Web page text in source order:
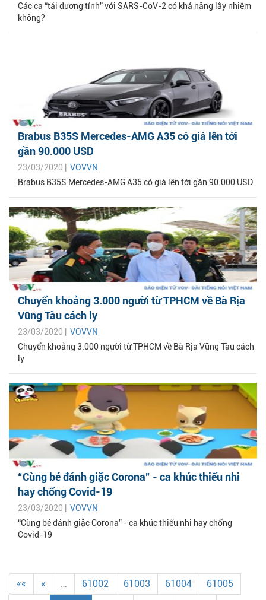
Các ca “tái dương tính” với SARS-CoV-2 có khả năng lây nhiễm
không?
Brabus B35S Mercedes-AMG A35 có giá lên tới
gần 90.000 USD
23/03/2020 | VOVVN
Brabus B35S Mercedes-AMG A35 có giá lên tới gần 90.000 USD
Chuyển khoảng 3.000 người từ TPHCM về Bà Rịa
Vũng Tàu cách ly
23/03/2020 | VOVVN
Chuyển khoảng 3.000 người từ TPHCM về Bà Rịa Vũng Tàu cách
ly
“Cùng bé đánh giặc Corona” - ca khúc thiếu nhi
hay chống Covid-19
23/03/2020 | VOVVN
“Cùng bé đánh giặc Corona” - ca khúc thiếu nhi hay chống
Covid-19
«« « … 61002 61003 61004
61005